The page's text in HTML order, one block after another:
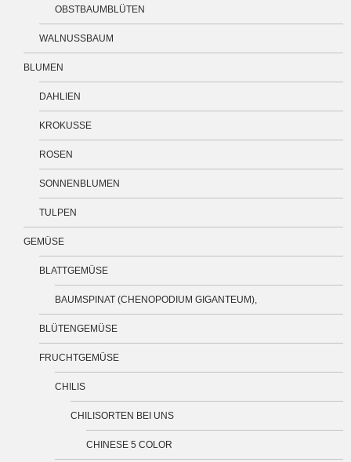
OBSTBAUMBLÜTEN
WALNUSSBAUM
BLUMEN
DAHLIEN
KROKUSSE
ROSEN
SONNENBLUMEN
TULPEN
GEMÜSE
BLATTGEMÜSE
BAUMSPINAT (CHENOPODIUM GIGANTEUM),
BLÜTENGEMÜSE
FRUCHTGEMÜSE
CHILIS
CHILISORTEN BEI UNS
CHINESE 5 COLOR